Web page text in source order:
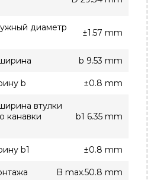
диаметр
±1.57 mm
b 9.53 mm
b ±0.8 mm
втулки
канавки
b1 6.35 mm
b1 ±0.8 mm
B max.50.8 mm